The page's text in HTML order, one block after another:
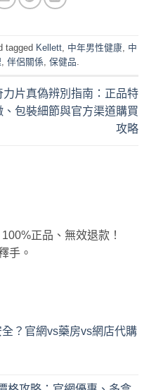
tagged Kellett 中年男性健康 中
伴侶關係 保健品
力片真偽辨別指南：正品特
、包裝細節與官方渠道購買
攻略
正品、無效退款！
手。
？官網vs藥房vs網店代購